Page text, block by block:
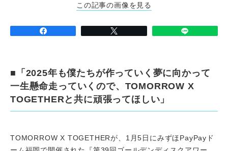
この記事の画像を見る
■「2025年も僕たちが作っていく夢に向かって
一生懸命走っていくので、TOMORROW X
TOGETHERと共に頑張ってほしい」
TOMORROW X TOGETHERが、1月5日にみずほPayPayド